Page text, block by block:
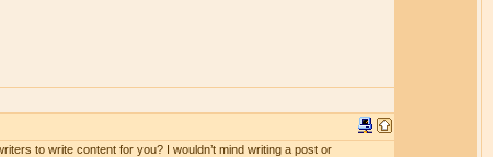
to write content for you? I wouldn’t mind writing a post or